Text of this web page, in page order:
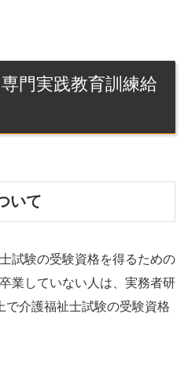
門実践教育訓練給
いて
試験の受験資格を得るための
業していない人は、実務者研
で介護福祉士試験の受験資格